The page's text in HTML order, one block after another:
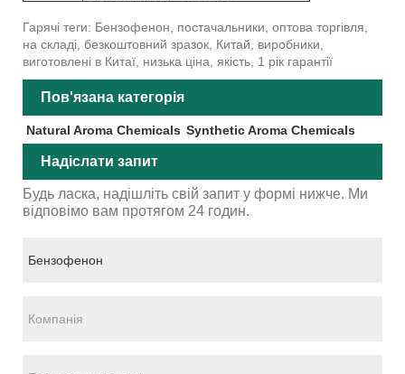
Гарячі теги: Бензофенон, постачальники, оптова торгівля,
на складі, безкоштовний зразок, Китай, виробники,
виготовлені в Китаї, низька ціна, якість, 1 рік гарантії
Пов'язана категорія
Natural Aroma Chemicals Synthetic Aroma Chemicals
Надіслати запит
Будь ласка, надішліть свій запит у формі нижче. Ми
відповімо вам протягом 24 годин.